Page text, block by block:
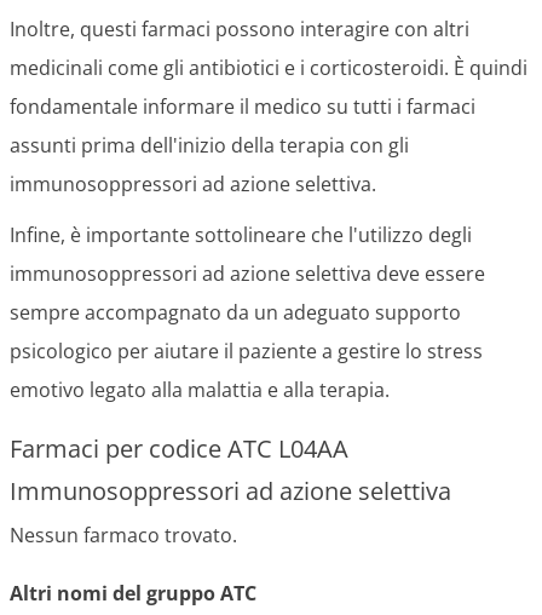
Inoltre, questi farmaci possono interagire con altri
medicinali come gli antibiotici e i corticosteroidi. È quindi
fondamentale informare il medico su tutti i farmaci
assunti prima dell'inizio della terapia con gli
immunosoppressori ad azione selettiva.
Infine, è importante sottolineare che l'utilizzo degli
immunosoppressori ad azione selettiva deve essere
sempre accompagnato da un adeguato supporto
psicologico per aiutare il paziente a gestire lo stress
emotivo legato alla malattia e alla terapia.
Farmaci per codice ATC L04AA
Immunosoppressori ad azione selettiva
Nessun farmaco trovato.
Altri nomi del gruppo ATC